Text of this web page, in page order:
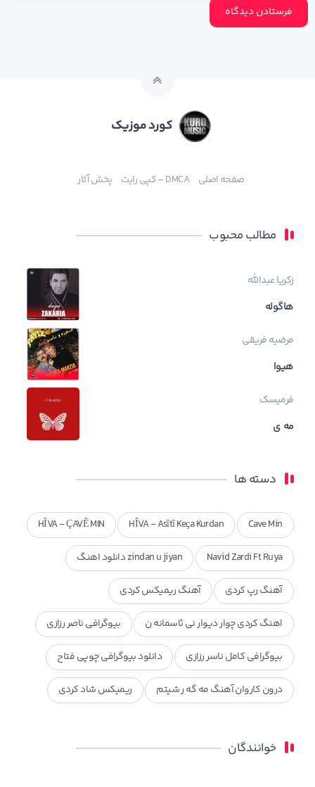
کورد موزیک
صفحه اصلی DMCA – کپی رایت پخش آثار
مطالب محبوب
زکریا عبدالله
هاگوله
مرضیه فریقی
هیوا
فرمیسک
مه ی
دسته ها
Cave Min
HÎVA - Asîtî Keça Kurdan
HÎVA - ÇAVÊ MIN
Navid Zardi Ft Ruya zindan u jiyan دانلود اهنگ
آهنگ رپ کردی آهنگ ریمیکس کردی
اهنگ کردی چوار دیوار نی ئاسمانه ن بیوگرافی ناصر رزازی
بیوگرافی کامل ناسر رزازی دانلود بیوگرافی چوپی فتاح
درون کاروان آهنگ مه گه ر شیتم ریمیکس شاد کردی
محمد جزا
خوانندگان